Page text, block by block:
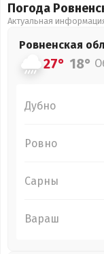
Погода
Актуальная
Ровненская
27° 18°
Дубно
Ровно
Сарны
Вараш